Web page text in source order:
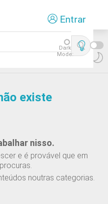
Entrar
Dark
Mode:
existe
nisso.
e é provável que em
noutras categorias.